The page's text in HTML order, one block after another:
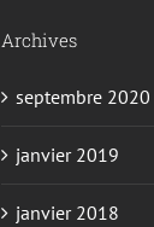
Archives
septembre 2020
janvier 2019
janvier 2018